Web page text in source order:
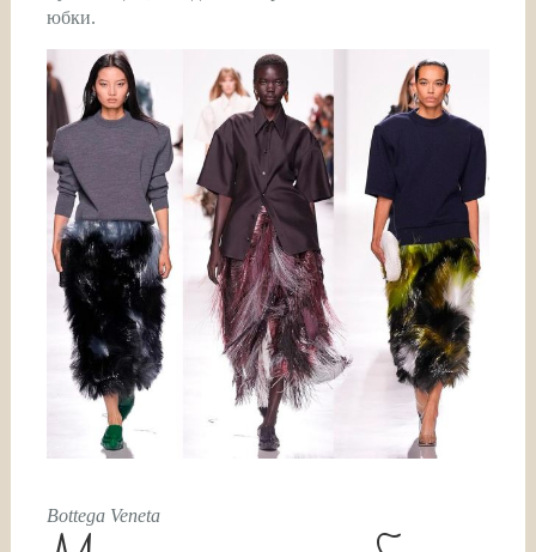
юбки.
Bottega Veneta